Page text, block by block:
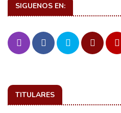
SIGUENOS EN:
TITULARES